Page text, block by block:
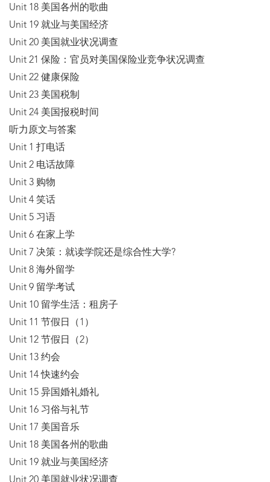
Unit 18 美国各州的歌曲
Unit 19 就业与美国经济
Unit 20 美国就业状况调查
Unit 21 保险：官员对美国保险业竞争状况调查
Unit 22 健康保险
Unit 23 美国税制
Unit 24 美国报税时间
听力原文与答案
Unit 1 打电话
Unit 2 电话故障
Unit 3 购物
Unit 4 笑话
Unit 5 习语
Unit 6 在家上学
Unit 7 决策：就读学院还是综合性大学?
Unit 8 海外留学
Unit 9 留学考试
Unit 10 留学生活：租房子
Unit 11 节假日（1）
Unit 12 节假日（2）
Unit 13 约会
Unit 14 快速约会
Unit 15 异国婚礼婚礼
Unit 16 习俗与礼节
Unit 17 美国音乐
Unit 18 美国各州的歌曲
Unit 19 就业与美国经济